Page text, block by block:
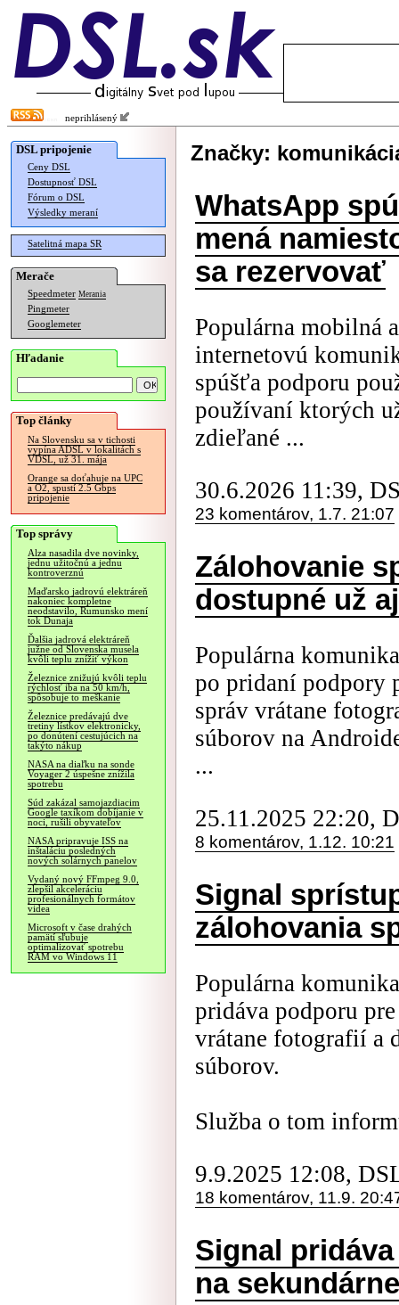
neprihlásený
DSL pripojenie
Ceny DSL
Dostupnosť DSL
Fórum o DSL
Výsledky meraní
Satelitná mapa SR
Merače
Speedmeter Merania
Pingmeter
Googlemeter
Hľadanie
Top články
Na Slovensku sa v tichosti
vypína ADSL v lokalitách s
VDSL, už 31. mája
Orange sa doťahuje na UPC
a O2, spustí 2.5 Gbps
pripojenie
Top správy
Alza nasadila dve novinky,
jednu užitočnú a jednu
kontroverznú
Maďarsko jadrovú elektráreň
nakoniec kompletne
neodstavilo, Rumunsko mení
tok Dunaja
Ďalšia jadrová elektráreň
južne od Slovenska musela
kvôli teplu znížiť výkon
Železnice znižujú kvôli teplu
rýchlosť iba na 50 km/h,
spôsobuje to meškanie
Železnice predávajú dve
tretiny lístkov elektronicky,
po donútení cestujúcich na
takýto nákup
NASA na diaľku na sonde
Voyager 2 úspešne znížila
spotrebu
Súd zakázal samojazdiacim
Google taxíkom dobíjanie v
noci, rušili obyvateľov
NASA pripravuje ISS na
inštaláciu posledných
nových solárnych panelov
Vydaný nový FFmpeg 9.0,
zlepšil akceleráciu
profesionálnych formátov
videa
Microsoft v čase drahých
pamätí sľubuje
optimalizovať spotrebu
RAM vo Windows 11
Značky:
WhatsApp
mená
sa rezervovať
Populárna mobilná
internetovú
spúšťa podporu
používaní ktorých
zdieľané ...
30.6.2026 11:39,
23 komentárov, 1.7. 21:07
Zálohovanie
dostupné už
Populárna
po pridaní podpory
správ vrátane
súborov na
...
25.11.2025 22:20,
8 komentárov, 1.12. 10:21
Signal
zálohovania
Populárna
pridáva podporu
vrátane fotografií a
súborov.
Služba o tom
9.9.2025 12:08,
18 komentárov, 11.9.
Signal
na